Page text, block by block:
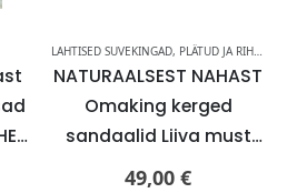
LAHTISED SUVEKINGAD, PLÄTUD JA RIHMIKUD
NATURAALSEST NAHAST
Omaking kerged
sandaalid Liiva must
mustaga -UUDIS-KOHE
49,00€